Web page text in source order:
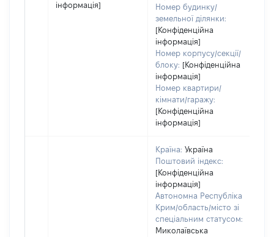
інформація]
Номер будинку/
земельної ділянки:
[Конфіденційна
інформація]
Номер корпусу/секції/
блоку: [Конфіденційна
інформація]
Номер квартири/
кімнати/гаражу:
[Конфіденційна
інформація]
Країна: Україна
Поштовий індекс:
[Конфіденційна
інформація]
Автономна Республіка
Крим/область/місто зі
спеціальним статусом:
Миколаївська